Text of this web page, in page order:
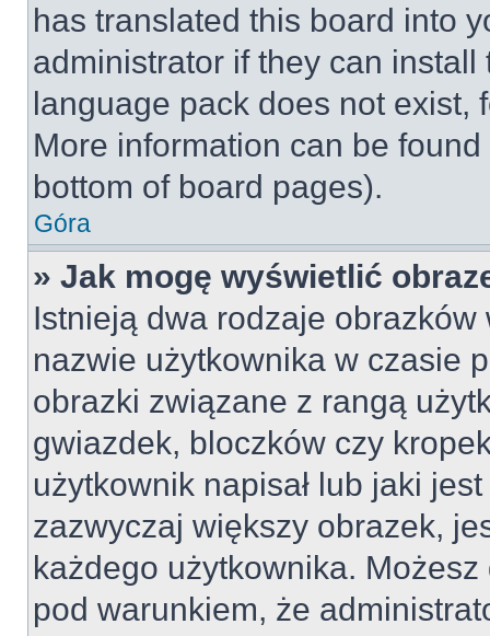
has translated this board into
administrator if they can
language pack does not exist,
More information can be
bottom of board pages).
Góra
» Jak mogę wyświetlić
Istnieją dwa rodzaje
nazwie użytkownika w czasie
obrazki związane z rangą
gwiazdek, bloczków czy
użytkownik napisał lub jaki
zazwyczaj większy obrazek,
każdego użytkownika.
pod warunkiem, że